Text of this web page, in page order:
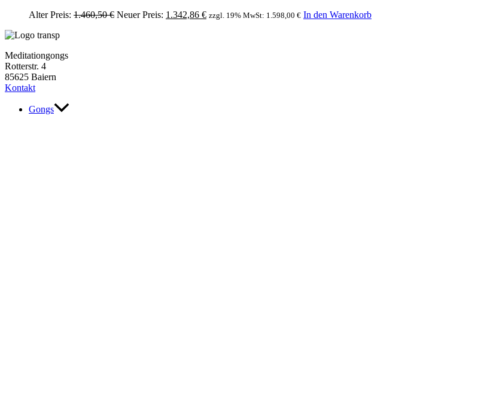
gewählt
Alter Preis: 1.460,50€ Ursprünglicher
Neuer Preis: 1.342,86 €Aktueller
zzgl. 19% MwSt: 1.598,00 € In den Warenkorb
Meditationgongs
Rotterstr. 4
85625 Baiern
Kontakt
Gongs